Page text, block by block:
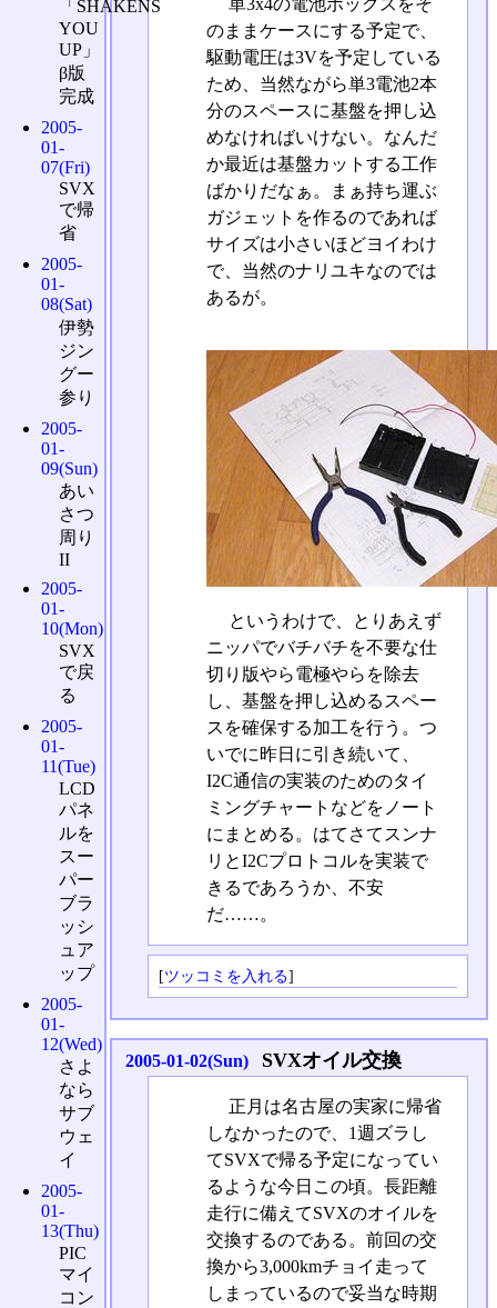
単3x4の電池ボックスをそ
のままケースにする予定で、
駆動電圧は3Vを予定している
ため、当然ながら単3電池2本
分のスペースに基盤を押し込
めなければいけない。なんだ
か最近は基盤カットする工作
ばかりだなぁ。まぁ持ち運ぶ
ガジェットを作るのであれば
サイズは小さいほどヨイわけ
で、当然のナリユキなのでは
あるが。
というわけで、とりあえず
ニッパでバチバチを不要な仕
切り版やら電極やらを除去
し、基盤を押し込めるスペー
スを確保する加工を行う。つ
いでに昨日に引き続いて、
I2C通信の実装のためのタイ
ミングチャートなどをノート
にまとめる。はてさてスンナ
リとI2Cプロトコルを実装で
きるであろうか、不安
だ……。
[ツッコミを入れる]
2005-01-02(Sun) SVXオイル交換
正月は名古屋の実家に帰省
しなかったので、1週ズラし
てSVXで帰る予定になってい
るような今日この頃。長距離
走行に備えてSVXのオイルを
交換するのである。前回の交
換から3,000kmチョイ走って
しまっているので妥当な時期
「SHAKENS
YOU
UP」
β版
完成
2005-
01-
07(Fri)
SVX
で帰
省
2005-
01-
08(Sat)
伊勢
ジン
グー
参り
2005-
01-
09(Sun)
あい
さつ
周り
II
2005-
01-
10(Mon)
SVX
で戻
る
2005-
01-
11(Tue)
LCD
パネ
ルを
スー
パー
ブラ
ッシ
ュア
ップ
2005-
01-
12(Wed)
さよ
なら
サブ
ウェ
イ
2005-
01-
13(Thu)
PIC
マイ
コン